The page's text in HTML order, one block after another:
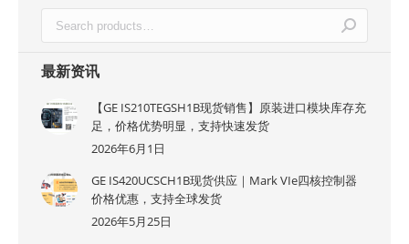
最新资讯
【GE IS210TEGSH1B现货销售】原装进口模块库存充
足，价格优势明显，支持快速发货
2026年6月1日
GE IS420UCSCH1B现货供应｜Mark VIe四核控制器
价格优惠，支持全球发货
2026年5月25日